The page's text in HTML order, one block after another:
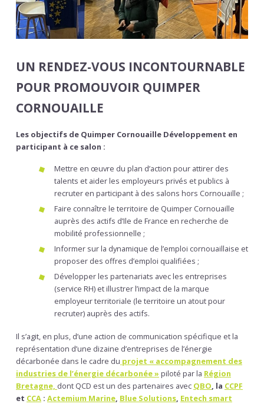
UN RENDEZ-VOUS INCONTOURNABLE
POUR PROMOUVOIR QUIMPER
CORNOUAILLE
Les objectifs de Quimper Cornouaille Développement en
participant à ce salon :
Mettre en œuvre du plan d’action pour attirer des
talents et aider les employeurs privés et publics à
recruter en participant à des salons hors Cornouaille ;
Faire connaître le territoire de Quimper Cornouaille
auprès des actifs d’Ile de France en recherche de
mobilité professionnelle ;
Informer sur la dynamique de l’emploi cornouaillaise et
proposer des offres d’emploi qualifiées ;
Développer les partenariats avec les entreprises
(service RH) et illustrer l’impact de la marque
employeur territoriale (le territoire un atout pour
recruter) auprès des actifs.
Il s’agit, en plus, d’une action de communication spécifique et la
représentation d’une dizaine d’entreprises de l’énergie
décarbonée dans le cadre du projet « accompagnement des
industries de l’énergie décarbonée » piloté par la Région
Bretagne, dont QCD est un des partenaires avec QBO, la CCPF
et CCA : Actemium Marine, Blue Solutions, Entech smart